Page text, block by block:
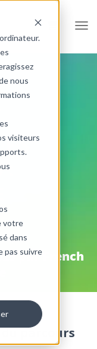
nous
visiteurs
votre
dans
pas suivre
:
par French
parcours